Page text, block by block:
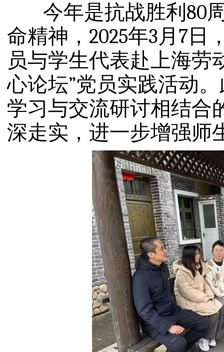
今年是抗战胜利80
命精神，2025年3月 7日
员与学生代表赴上海劳
心论坛”党员实践活动
学习与交流研讨相结合
深走实，进一步增强师